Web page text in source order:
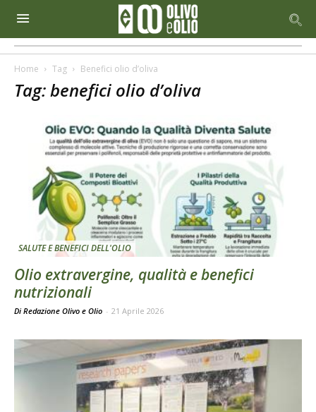
Home Tag Benefici olio d’oliva
Tag: benefici olio d’oliva
SALUTE E BENEFICI DELL'OLIO
Olio extravergine, qualità e benefici
nutrizionali
Di Redazione Olivo e Olio - 21 Aprile 2026